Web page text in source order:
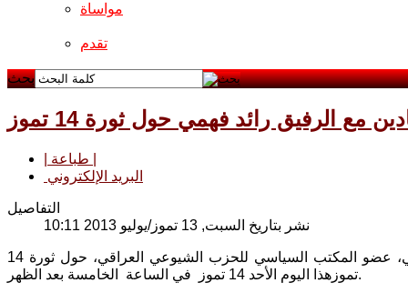
مواساة
تقدم
بحث
مع الرفيق رائد فهمي حول ثورة 14 تموز
البريد الإلكتروني
التفاصيل
نشر بتاريخ السبت, 13 تموز/يوليو 2013 10:11
ستبث فضائية الميادين (تردد 11392 عمودي/27500) مقابلة مع الرفيق رائد فهمي، عضو المكتب السياسي للحزب الشيوعي العراقي، حول ثورة 14
تموزهذا اليوم الأحد 14 تموز في الساعة الخامسة بعد الظهر.